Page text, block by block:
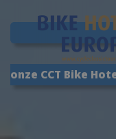
onze CCT Bike